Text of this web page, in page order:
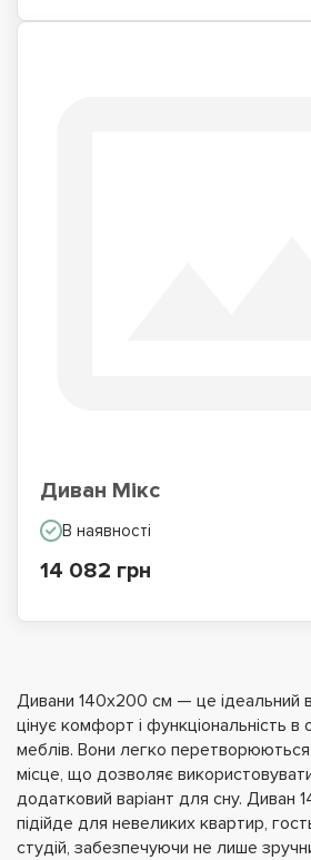
Диван Мікс
В наявності
14 082 грн
Дивани 140х200 см — це ідеальний
цінує комфорт і функціональність
меблів. Вони легко
місце, що дозволяє
додатковий варіант для сну. Диван
підійде для невеликих квартир,
студій, забезпечуючи не лише